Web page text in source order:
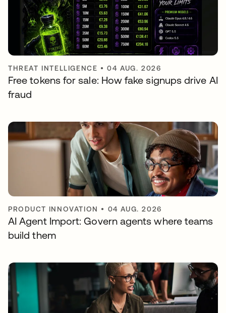
THREAT INTELLIGENCE •04 AUG. 2026
Free tokens for sale: How fake signups drive AI
fraud
PRODUCT INNOVATION • 04 AUG. 2026
AI Agent Import: Govern agents where teams
build them